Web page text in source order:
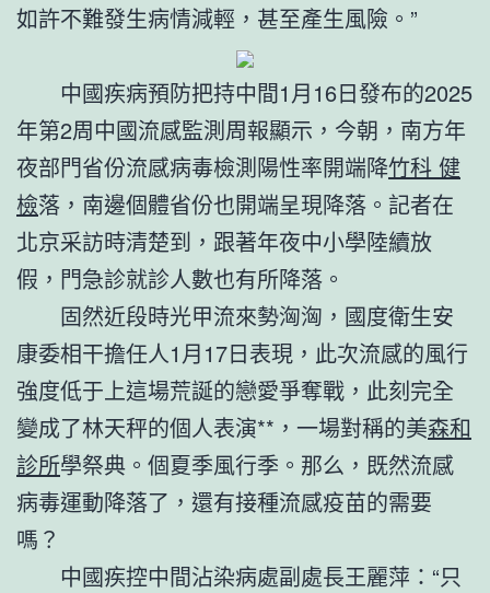
如許不難發生病情減輕，甚至產生風險。”
中國疾病預防把持中間1月16日發布的2025
年第2周中國流感監測周報顯示，今朝，南方年
夜部門省份流感病毒檢測陽性率開端降竹科 健
檢落，南邊個體省份也開端呈現降落。記者在
北京采訪時清楚到，跟著年夜中小學陸續放
假，門急診就診人數也有所降落。
固然近段時光甲流來勢洶洶，國度衛生安
康委相干擔任人1月17日表現，此次流感的風行
強度低于上這場荒誕的戀愛爭奪戰，此刻完全
變成了林天秤的個人表演**，一場對稱的美森和
診所學祭典。個夏季風行季。那么，既然流感
病毒運動降落了，還有接種流感疫苗的需要
嗎？
中國疾控中間沾染病處副處長王麗萍：“只